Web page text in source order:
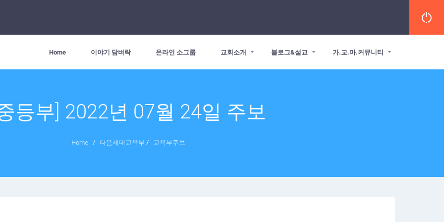
Home 이야기 담벼락 온라인 소그룹 교회소개 블로그&설교 가.교.마.커뮤니티
등부] 2022년 07월 24일 주보
Home / 다음세대교육부 / 교육부주보